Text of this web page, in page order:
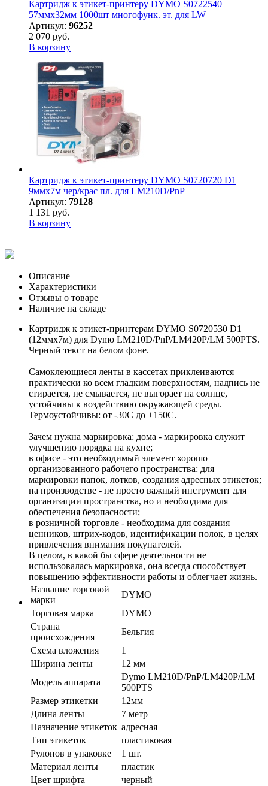
Картридж к этикет-принтеру DYMO S0722540
57ммx32мм 1000шт многофунк. эт. для LW
Артикул: 96252
2 070 руб.
В корзину
Картридж к этикет-принтеру DYMO S0720720 D1
9ммх7м чер/крас пл. для LM210D/PnP
Артикул: 79128
1 131 руб.
В корзину
Описание
Характеристики
Отзывы о товаре
Наличие на складе
Картридж к этикет-принтерам DYMO S0720530 D1
(12ммх7м) для Dymo LM210D/PnP/LM420P/LM 500PTS.
Черный текст на белом фоне.
Самоклеющиеся ленты в кассетах приклеиваются
практически ко всем гладким поверхностям, надпись не
стирается, не смывается, не выгорает на солнце,
устойчивы к воздействию окружающей среды.
Термоустойчивы: от -30С до +150С.
Зачем нужна маркировка: дома - маркировка служит
улучшению порядка на кухне;
в офисе - это необходимый элемент хорошо
организованного рабочего пространства: для
маркировки папок, лотков, создания адресных этикеток;
на производстве - не просто важный инструмент для
организации пространства, но и необходима для
обеспечения безопасности;
в розничной торговле - необходима для создания
ценников, штрих-кодов, идентификации полок, в целях
привлечения внимания покупателей.
В целом, в какой бы сфере деятельности не
использовалась маркировка, она всегда способствует
повышению эффективности работы и облегчает жизнь.
Название торговой
марки
DYMO
Торговая марка
DYMO
Страна
происхождения
Бельгия
Схема вложения
1
Ширина ленты
12 мм
Модель аппарата
Dymo LM210D/PnP/LM420P/LM
500PTS
Размер этикетки
12мм
Длина ленты
7 метр
Назначение этикеток адресная
Тип этикеток
пластиковая
Рулонов в упаковке
1 шт.
Материал ленты
пластик
Цвет шрифта
черный